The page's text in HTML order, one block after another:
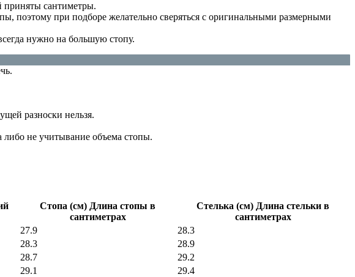
приняты сантиметры.
поэтому при подборе желательно сверяться с оригинальными размерными
нужно на большую стопу.
разноски нельзя.
не учитывание объема стопы.
Стопа (см) Длина стопы в
сантиметрах
Стелька (см) Длина стельки в
сантиметрах
27.9
28.3
28.3
28.9
28.7
29.2
29.1
29.4